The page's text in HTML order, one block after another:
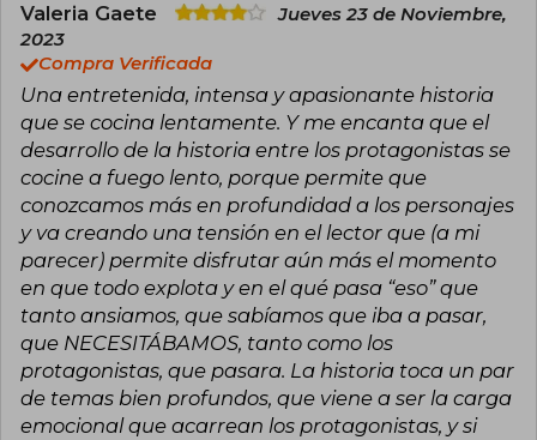
que amplía su universo literario con personajes
románticas. Ambas obras han sido traducidas a
varios idiomas y han consolidado a Elena Armas
como una autora imprescindible para los
amantes del romance contemporáneo.
Elena se inspira en su amor por las historias
románticas y en su deseo de crear personajes
reales y cercanos que conecten con los
lectores. Su narrativa destaca por su frescura,
diálogos inteligentes y tramas que exploran las
emociones humanas de manera auténtica y
divertida.
Valeria Gaete
Jueves 23 de Noviembre,
2023
Compra Verificada
Una entretenida, intensa y apasionante historia
que se cocina lentamente. Y me encanta que el
desarrollo de la historia entre los protagonistas se
cocine a fuego lento, porque permite que
conozcamos más en profundidad a los personajes
y va creando una tensión en el lector que (a mi
parecer) permite disfrutar aún más el momento
en que todo explota y en el qué pasa “eso” que
tanto ansiamos, que sabíamos que iba a pasar,
que NECESITÁBAMOS, tanto como los
protagonistas, que pasara. La historia toca un par
de temas bien profundos, que viene a ser la carga
emocional que acarrean los protagonistas, y si